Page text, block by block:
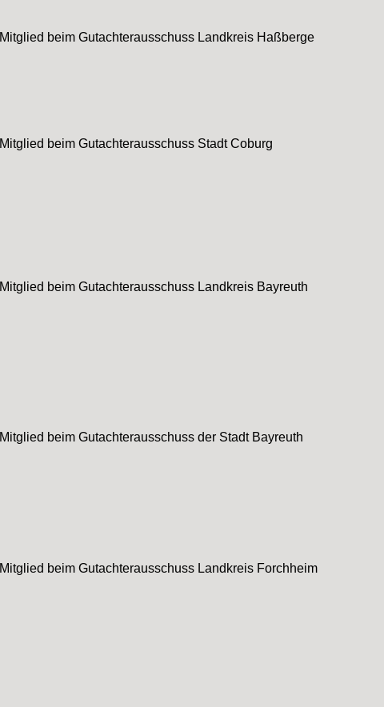
Mitglied beim Gutachterausschuss Landkreis Haßberge
Mitglied beim Gutachterausschuss Stadt Coburg
Mitglied beim Gutachterausschuss Landkreis Bayreuth
Mitglied beim Gutachterausschuss der Stadt Bayreuth
Mitglied beim Gutachterausschuss Landkreis Forchheim